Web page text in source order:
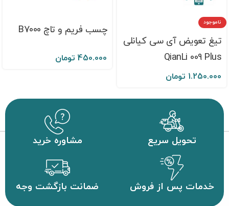
ناموجود
تیغ تعویض آی سی کیانلی
QianLi 009 Plus
1.250.000 تومان
چسب فریم و تاچ B7000
450.000 تومان
تحویل سریع مشاوره خرید
خدمات پس از فروش ضمانت بازگشت وجه